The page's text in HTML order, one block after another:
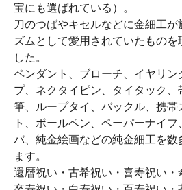
宝にも選ばれている）。
刀のつばやキセルなどに金細工が
ズムとして愛用されていたものを
した。
ペンダント、ブローチ、イヤリン
プ、ネクタイピン、タイタック
筆、ループタイ、バックル、携帯
ト、ボールペン、ペーパーナイ
バ、純金絵画などの純金細工を数
ます。
還暦祝い・古希祝い・喜寿祝い・